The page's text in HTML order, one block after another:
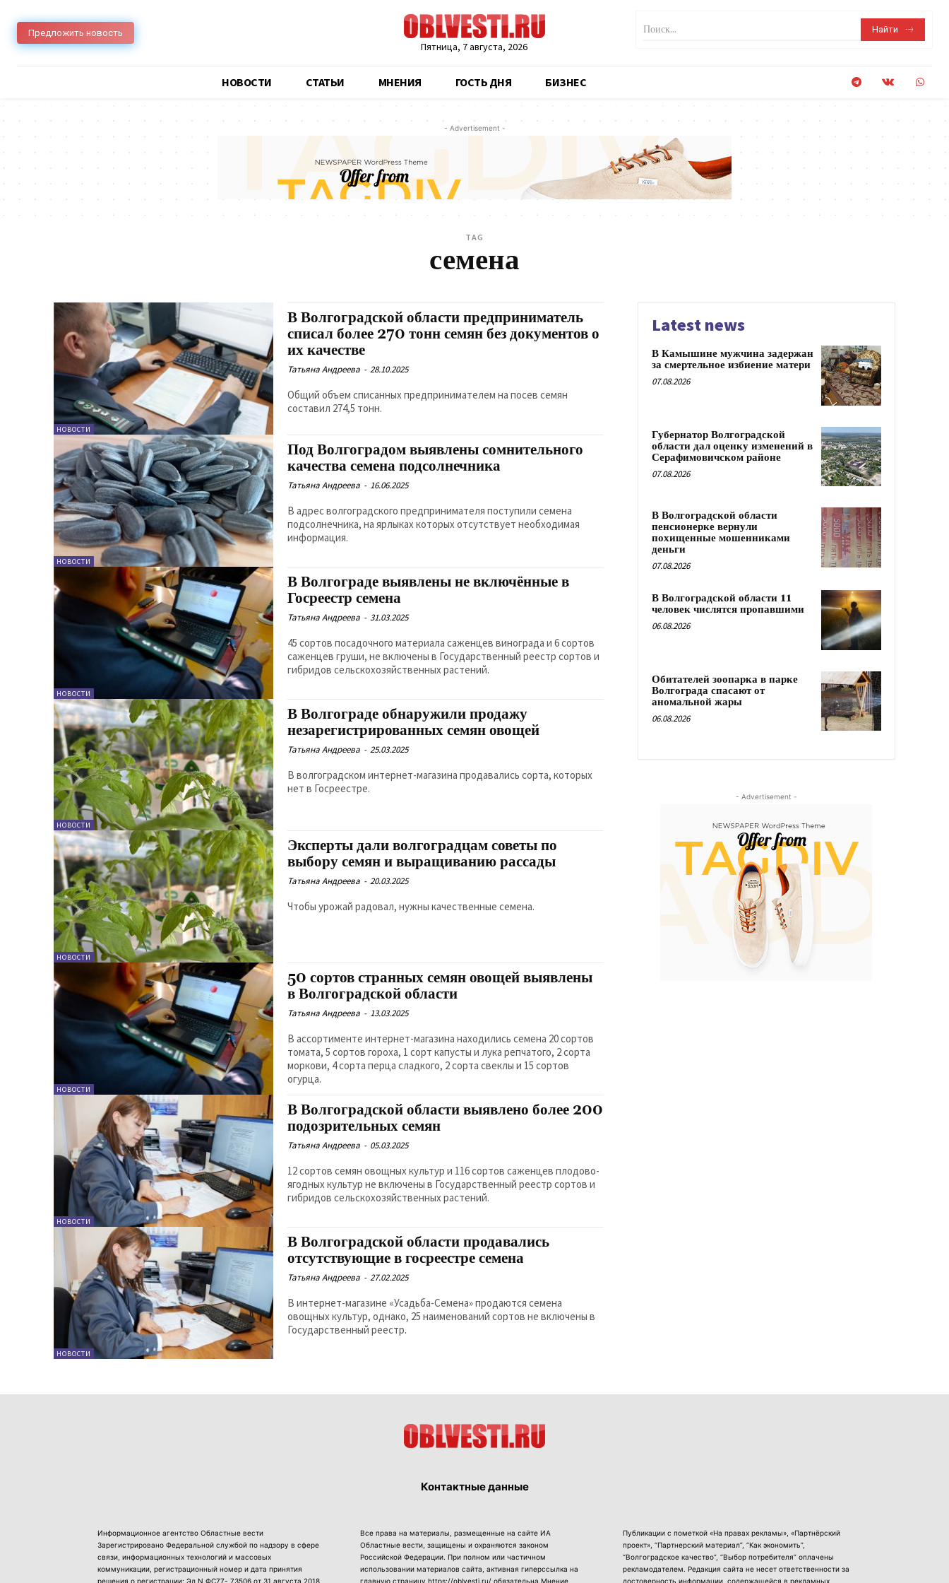
Предложить новость
Пятница, 7 августа, 2026
Поиск... Найти
НОВОСТИ CТАТЬИ МНЕНИЯ ГОСТЬ ДНЯ БИЗНЕС
- Advertisement -
TAG
семена
НОВОСТИ
В Волгоградской области предприниматель
списал более 270 тонн семян без документов о
их качестве
Татьяна Андреева - 28.10.2025
Общий объем списанных предпринимателем на посев семян
составил 274,5 тонн.
НОВОСТИ
Под Волгоградом выявлены сомнительного
качества семена подсолнечника
Татьяна Андреева - 16.06.2025
В адрес волгоградского предпринимателя поступили семена
подсолнечника, на ярлыках которых отсутствует необходимая
информация.
НОВОСТИ
В Волгограде выявлены не включённые в
Госреестр семена
Татьяна Андреева - 31.03.2025
45 сортов посадочного материала саженцев винограда и 6 сортов
саженцев груши, не включены в Государственный реестр сортов и
гибридов сельскохозяйственных растений.
НОВОСТИ
В Волгограде обнаружили продажу
незарегистрированных семян овощей
Татьяна Андреева - 25.03.2025
В волгоградском интернет-магазина продавались сорта, которых
нет в Госреестре.
НОВОСТИ
Эксперты дали волгоградцам советы по
выбору семян и выращиванию рассады
Татьяна Андреева - 20.03.2025
Чтобы урожай радовал, нужны качественные семена.
НОВОСТИ
50 сортов странных семян овощей выявлены
в Волгоградской области
Татьяна Андреева - 13.03.2025
В ассортименте интернет-магазина находились семена 20 сортов
томата, 5 сортов гороха, 1 сорт капусты и лука репчатого, 2 сорта
моркови, 4 сорта перца сладкого, 2 сорта свеклы и 15 сортов
огурца.
НОВОСТИ
В Волгоградской области выявлено более 200
подозрительных семян
Татьяна Андреева - 05.03.2025
12 сортов семян овощных культур и 116 сортов саженцев плодово-
ягодных культур не включены в Государственный реестр сортов и
гибридов сельскохозяйственных растений.
НОВОСТИ
В Волгоградской области продавались
отсутствующие в госреестре семена
Татьяна Андреева - 27.02.2025
В интернет-магазине «Усадьба-Семена» продаются семена
овощных культур, однако, 25 наименований сортов не включены в
Государственный реестр.
Latest news
В Камышине мужчина задержан
за смертельное избиение матери
07.08.2026
Губернатор Волгоградской
области дал оценку изменений в
Серафимовичском районе
07.08.2026
В Волгоградской области
пенсионерке вернули
похищенные мошенниками
деньги
07.08.2026
В Волгоградской области 11
человек числятся пропавшими
06.08.2026
Обитателей зоопарка в парке
Волгограда спасают от
аномальной жары
06.08.2026
- Advertisement -
Контактные данные
Информационное агентство Областные вести
Зарегистрировано Федеральной службой по надзору в сфере
связи, информационных технологий и массовых
коммуникации, регистрационный номер и дата принятия
решения о регистрации: Эл N ФС77- 73506 от 31 августа 2018
Все права на материалы, размещенные на сайте ИА
Областные вести, защищены и охраняются законом
Российской Федерации. При полном или частичном
использовании материалов сайта, активная гиперссылка на
главную страницу https://oblvesti.ru/ обязательна.Мнение
Публикации с пометкой «На правах рекламы», «Партнёрский
проект», “Партнерский материал”, “Как экономить”,
“Волгоградское качество”, “Выбор потребителя” оплачены
рекламодателем. Редакция сайта не несет ответственности за
достоверность информации, содержащейся в рекламных